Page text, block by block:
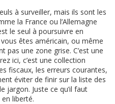
à surveiller, mais ils sont les
la France ou l’Allemagne
le seul à poursuivre en
êtes américain, ou même
pas une zone grise. C’est une
ici, c’est une collection
fiscaux, les erreurs courantes,
éviter de finir sur la liste des
jargon. Juste ce qu’il faut
liberté.